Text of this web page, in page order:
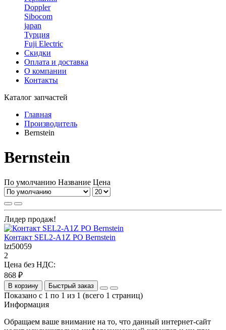
Doppler
Sibocom
japan
Турция
Fuji Electric
Скидки
Оплата и доставка
О компании
Контакты
Каталог запчастей
Главная
Производитель
Bernstein
Bernstein
По умолчанию Название Цена
Лидер продаж!
Контакт SEL2-A1Z PO Bernstein
lzt50059
2
Цена без НДС:
868 ₽
В корзину Быстрый заказ
Показано с 1 по 1 из 1 (всего 1 страниц)
Информация
Обращаем ваше внимание на то, что данный интернет-сайт